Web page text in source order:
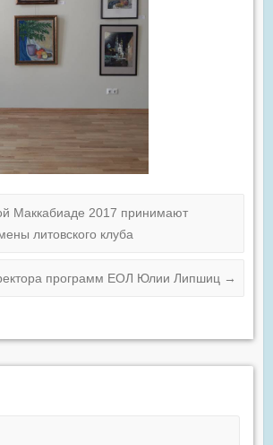
Маккабиаде 2017 принимают
литовского клуба
программ ЕОЛ Юлии Липшиц →